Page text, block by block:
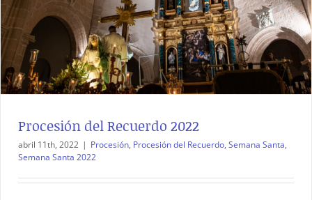
Procesión del Recuerdo 2022
abril 11th, 2022 | Procesión, Procesión del Recuerdo, Semana Santa,
Semana Santa 2022